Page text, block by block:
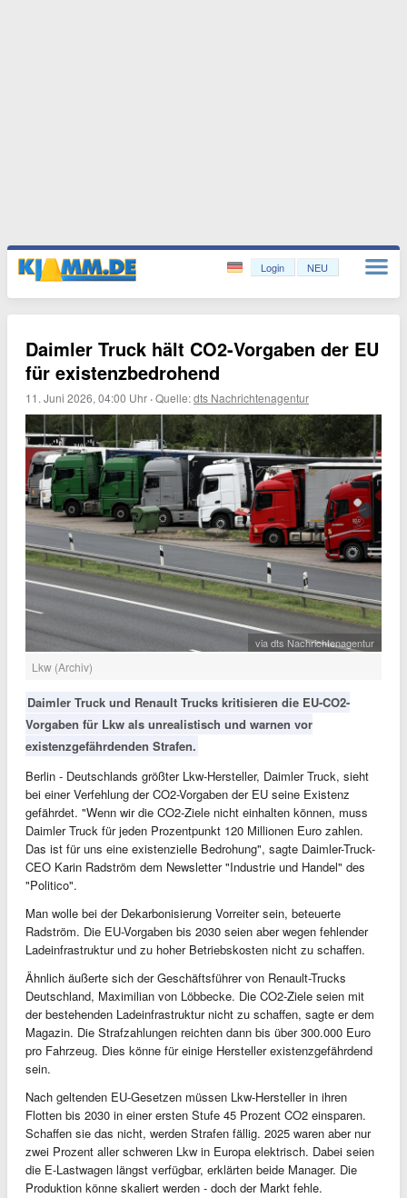
Login NEU
Daimler Truck hält CO2-Vorgaben der EU
für existenzbedrohend
11. Juni 2026, 04:00 Uhr ·Quelle:dts Nachrichtenagentur
via dts Nachrichtenagentur
Lkw (Archiv)
Daimler Truck und Renault Trucks kritisieren die EU-CO2-
Vorgaben für Lkw als unrealistisch und warnen vor
existenzgefährdenden Strafen.
Berlin - Deutschlands größter Lkw-Hersteller, Daimler Truck, sieht
bei einer Verfehlung der CO2-Vorgaben der EU seine Existenz
gefährdet. "Wenn wir die CO2-Ziele nicht einhalten können, muss
Daimler Truck für jeden Prozentpunkt 120 Millionen Euro zahlen.
Das ist für uns eine existenzielle Bedrohung", sagte Daimler-Truck-
CEO Karin Radström dem Newsletter "Industrie und Handel" des
"Politico".
Man wolle bei der Dekarbonisierung Vorreiter sein, beteuerte
Radström. Die EU-Vorgaben bis 2030 seien aber wegen fehlender
Ladeinfrastruktur und zu hoher Betriebskosten nicht zu schaffen.
Ähnlich äußerte sich der Geschäftsführer von Renault-Trucks
Deutschland, Maximilian von Löbbecke. Die CO2-Ziele seien mit
der bestehenden Ladeinfrastruktur nicht zu schaffen, sagte er dem
Magazin. Die Strafzahlungen reichten dann bis über 300.000 Euro
pro Fahrzeug. Dies könne für einige Hersteller existenzgefährdend
sein.
Nach geltenden EU-Gesetzen müssen Lkw-Hersteller in ihren
Flotten bis 2030 in einer ersten Stufe 45 Prozent CO2 einsparen.
Schaffen sie das nicht, werden Strafen fällig. 2025 waren aber nur
zwei Prozent aller schweren Lkw in Europa elektrisch. Dabei seien
die E-Lastwagen längst verfügbar, erklärten beide Manager. Die
Produktion könne skaliert werden - doch der Markt fehle.